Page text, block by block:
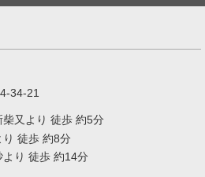
34-21
又より 徒歩 約5分
徒歩 約8分
り 徒歩 約14分